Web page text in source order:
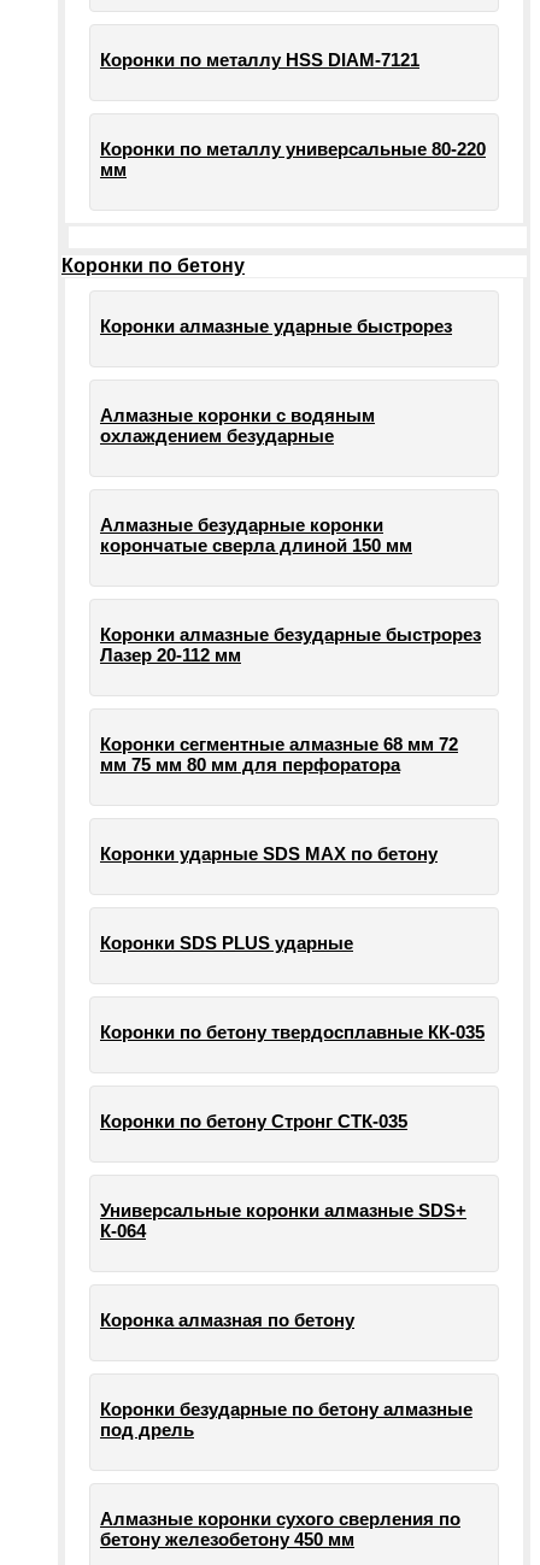
Коронки по металлу HSS DIAM-7121
Коронки по металлу универсальные 80-220
мм
Коронки по бетону
Коронки алмазные ударные быстрорез
Алмазные коронки с водяным
охлаждением безударные
Алмазные безударные коронки
корончатые сверла длиной 150 мм
Коронки алмазные безударные быстрорез
Лазер 20-112 мм
Коронки сегментные алмазные 68 мм 72
мм 75 мм 80 мм для перфоратора
Коронки ударные SDS MAX по бетону
Коронки SDS PLUS ударные
Коронки по бетону твердосплавные КК-035
Коронки по бетону Стронг СТК-035
Универсальные коронки алмазные SDS+
К-064
Коронка алмазная по бетону
Коронки безударные по бетону алмазные
под дрель
Алмазные коронки сухого сверления по
бетону железобетону 450 мм